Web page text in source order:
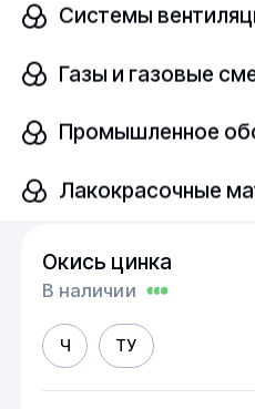
Системы
Газы и газовые
Промышленное
Лакокрасочные
Окись цинка
В наличии
Ч ТУ